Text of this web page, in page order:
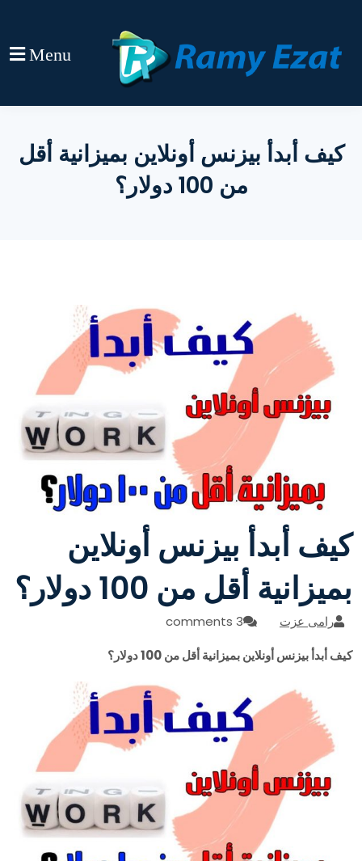
Menu
كيف أبدأ بيزنس أونلاين بميزانية أقل
من 100 دولار؟
كيف أبدأ بيزنس أونلاين
بميزانية أقل من 100 دولار؟
رامى عزت
3 comments
كيف أبدأ بيزنس أونلاين بميزانية أقل من 100 دولار؟